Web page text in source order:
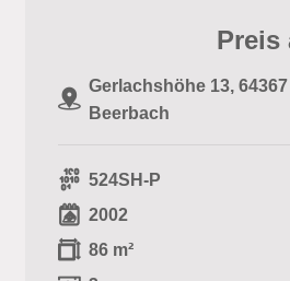
Gerlachshöhe 13,
Beerbach
Preis
524SH-P
2002
86 m²